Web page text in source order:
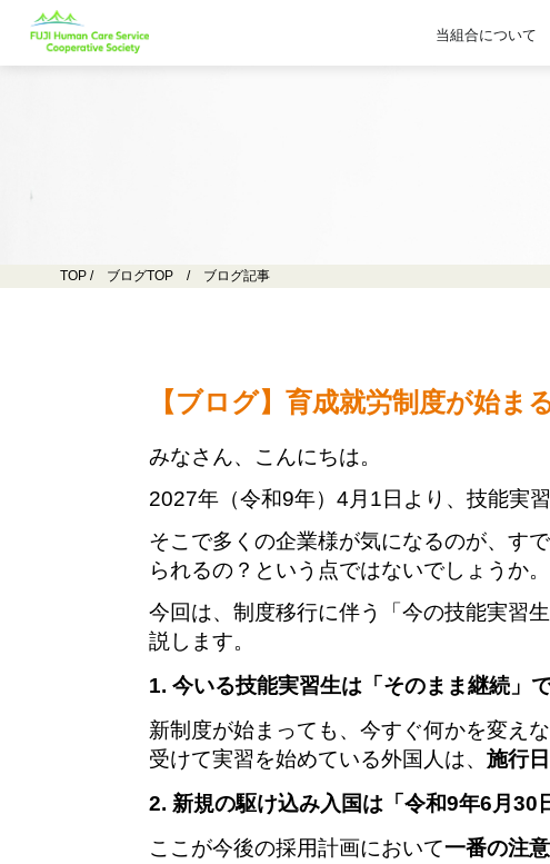
当組合について
TOP/ ブログTOP/ ブログ記事
【ブログ】育成就労制度が始
みなさん、こんにちは。
2027年（令和9年）4月1日より、技能実
そこで多くの企業様が気になるのが、す
られるの？という点ではないでしょうか。
今回は、制度移行に伴う「今の技能実習
説します。
1. 今いる技能実習生は「そのまま継続」
新制度が始まっても、今すぐ何かを変え
受けて実習を始めている外国人は、施行
2. 新規の駆け込み入国は「令和9年6月30
ここが今後の採用計画において一番の注